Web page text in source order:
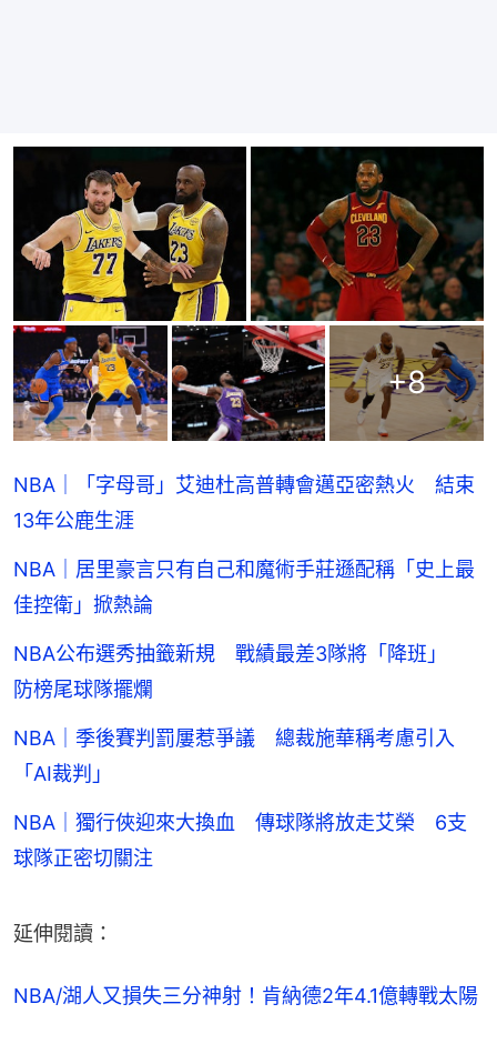
+8
NBA｜「字母哥」艾迪杜高普轉會邁亞密熱火 結束
13年公鹿生涯
NBA｜居里豪言只有自己和魔術手莊遜配稱「史上最
佳控衛」掀熱論
NBA公布選秀抽籤新規 戰績最差3隊將「降班」
防榜尾球隊擺爛
NBA｜季後賽判罰屢惹爭議 總裁施華稱考慮引入
「AI裁判」
NBA｜獨行俠迎來大換血 傳球隊將放走艾榮 6支
球隊正密切關注
延伸閱讀：
NBA/湖人又損失三分神射！肯納德2年4.1億轉戰太陽